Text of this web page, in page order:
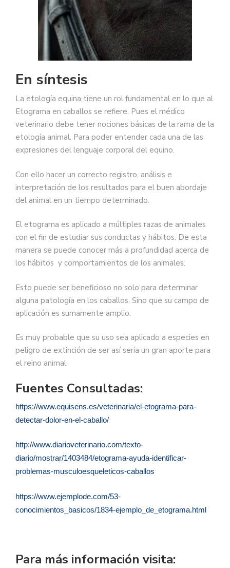
En síntesis
La etología equina tiene un rol fundamental en lo que al
Etograma en caballos se refiere. Pues el médico
veterinario debe tener nociones básicas de la rama de la
etología animal. Para poder entender cada una de las
expresiones del lenguaje corporal del equino.
Con ello hacer un correcto registro, análisis e
interpretación de los resultados para el buen abordaje
del animal en un tiempo determinado.
El etograma es aplicado a múltiples razas de animales
con el fin de estudiar sus conductas y hábitos. De esta
manera se puede conocer más a profundidad acerca de
los hábitos y comportamientos de los animales.
Esto puede ser beneficioso no solo para determinar
alguna patología en los caballos. Sino que su campo de
aplicación es sumamente amplio.
Es muy probable que su uso sea aplicado a especies en
peligro de extinción de ser así sería un gran aporte para
el reino animal.
Fuentes Consultadas:
https://www.equisens.es/veterinaria/el-etograma-para-
detectar-dolor-en-el-caballo/
http://www.diarioveterinario.com/texto-
diario/mostrar/1403484/etograma-ayuda-identificar-
problemas-musculoesqueleticos-caballos
https://www.ejemplode.com/53-
conocimientos_basicos/1834-ejemplo_de_etograma.html
Para más información visita: